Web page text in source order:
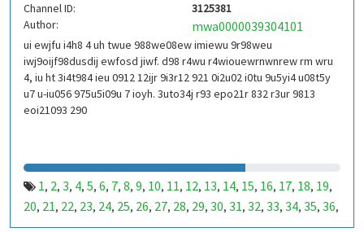
135,136,137 141,142,143
147,148 153,154,155,156,157,158
159,160,161,162,163,164,165 ,166,167,168,
171 ,172,173 ,174,175,176,177,178,179 ,180,181 ,182,
183,184,185,186, 187,188,189 ,190,191,192,193,194
195,196 ,197
231,232,233,234,235,236,237,238,239,
243, 244, 245, 246, 247,248,249,250 ,251,252, 253 ,254,
255 ,256,257, 258,259,260,261,262,263 ,264,265 , 266
Channel ID:
3125381
Author:
mwa0000039304101
ui ewjfu i4h8 4 uh twue 988we08ew imiewu 9r98weu
iwj9oijf98dusdij ewfosd jiwf. d98 r4wu r4wiouewrnwnrew rm wru
4, iu ht 3i4t984 ieu 0912 12ijr 9i3r12 921 0i2u02 i0tu 9u5yi4 u08t5y
u7 u-iu056 975u5i09u 7 ioyh. 3uto34j r93 epo21r 832 r3ur 9813
eoi21093 290
1, 2, 3, 4, 5, 6, 7, 8, 9, 10, 11, 12, 13, 14, 15, 16, 17, 18, 19,
20, 21, 22, 23, 24, 25, 26, 27, 28, 29, 30, 31, 32, 33, 34, 35, 36,
37,38,39,40,41,42,43,44,45,46,47,48,49,50,51,52,53,